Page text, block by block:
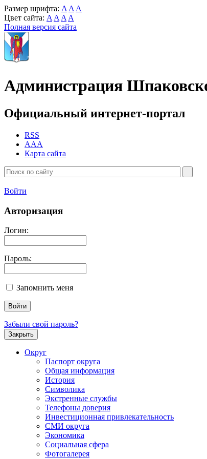
Размер шрифта: A A A
Цвет сайта: A A A A
Полная версия сайта
Администрация
Официальный интернет-портал
RSS
AAA
Карта сайта
Войти
Авторизация
Логин:
Пароль:
Запомнить меня
Забыли свой пароль?
Закрыть
Округ
Паспорт округа
Общая информация
История
Символика
Экстренные службы
Телефоны доверия
Инвестиционная привлекательность
СМИ округа
Экономика
Социальная сфера
Фотогалерея